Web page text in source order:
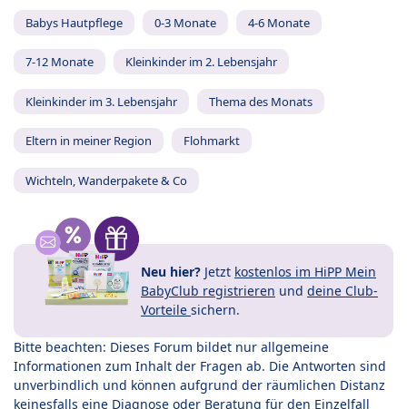
Babys Hautpflege 0-3 Monate 4-6 Monate
7-12 Monate Kleinkinder im 2. Lebensjahr
Kleinkinder im 3. Lebensjahr Thema des Monats
Eltern in meiner Region Flohmarkt
Wichteln, Wanderpakete & Co
Neu hier? Jetzt kostenlos im HiPP Mein
BabyClub registrieren und deine Club-
Vorteile sichern.
Bitte beachten: Dieses Forum bildet nur allgemeine
Informationen zum Inhalt der Fragen ab. Die Antworten sind
unverbindlich und können aufgrund der räumlichen Distanz
keinesfalls eine Diagnose oder Beratung für den Einzelfall